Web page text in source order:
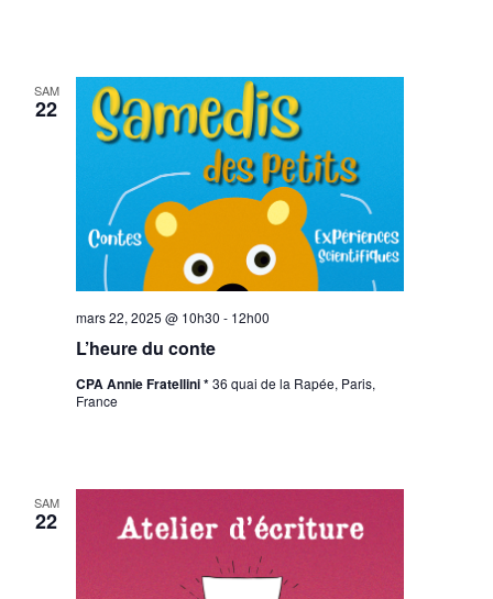
SAM
22
L’heure du conte
mars 22, 2025 @ 10h30 - 12h00
CPA Annie Fratellini *36 quai de la Rapée, Paris,
France
SAM
22